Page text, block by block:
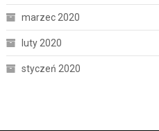
marzec 2020
luty 2020
styczeń 2020